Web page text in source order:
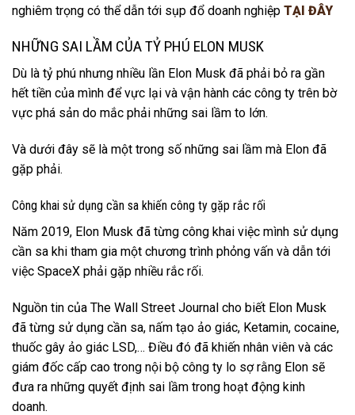
nghiêm trọng có thể dẫn tới sụp đổ doanh nghiệp TẠI ĐÂY
NHỮNG SAI LẦM CỦA TỶ PHÚ ELON MUSK
Dù là tỷ phú nhưng nhiều lần Elon Musk đã phải bỏ ra gần
hết tiền của mình để vực lại và vận hành các công ty trên bờ
vực phá sản do mắc phải những sai lầm to lớn.
Và dưới đây sẽ là một trong số những sai lầm mà Elon đã
gặp phải.
Công khai sử dụng cần sa khiến công ty gặp rắc rối
Năm 2019, Elon Musk đã từng công khai việc mình sử dụng
cần sa khi tham gia một chương trình phỏng vấn và dẫn tới
việc SpaceX phải gặp nhiều rắc rối.
Nguồn tin của The Wall Street Journal cho biết Elon Musk
đã từng sử dụng cần sa, nấm tạo ảo giác, Ketamin, cocaine,
thuốc gây ảo giác LSD,… Điều đó đã khiến nhân viên và các
giám đốc cấp cao trong nội bộ công ty lo sợ rằng Elon sẽ
đưa ra những quyết định sai lầm trong hoạt động kinh
doanh.